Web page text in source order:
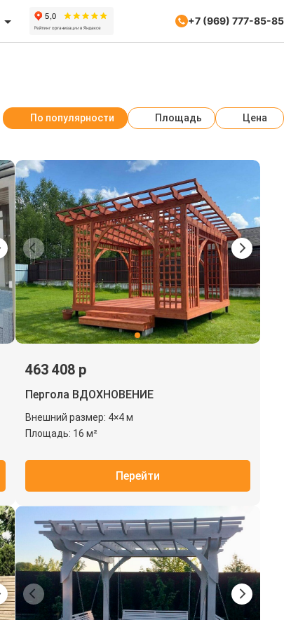
+7 (969) 777-85-85
По популярности Площадь Цена
463 408 р
Пергола ВДОХНОВЕНИЕ
Внешний размер: 4×4 м
Площадь: 16 м²
Перейти